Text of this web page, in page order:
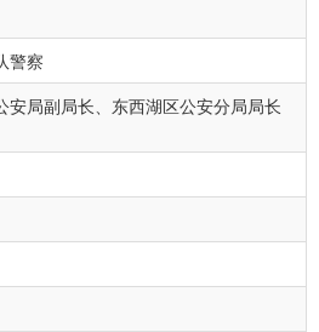
警察
安局副局长、东西湖区公安分局局长